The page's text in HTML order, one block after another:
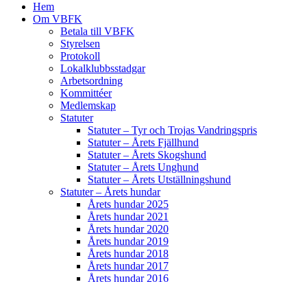
Hem
Om VBFK
Betala till VBFK
Styrelsen
Protokoll
Lokalklubbsstadgar
Arbetsordning
Kommittéer
Medlemskap
Statuter
Statuter – Tyr och Trojas Vandringspris
Statuter – Årets Fjällhund
Statuter – Årets Skogshund
Statuter – Årets Unghund
Statuter – Årets Utställningshund
Statuter – Årets hundar
Årets hundar 2025
Årets hundar 2021
Årets hundar 2020
Årets hundar 2019
Årets hundar 2018
Årets hundar 2017
Årets hundar 2016